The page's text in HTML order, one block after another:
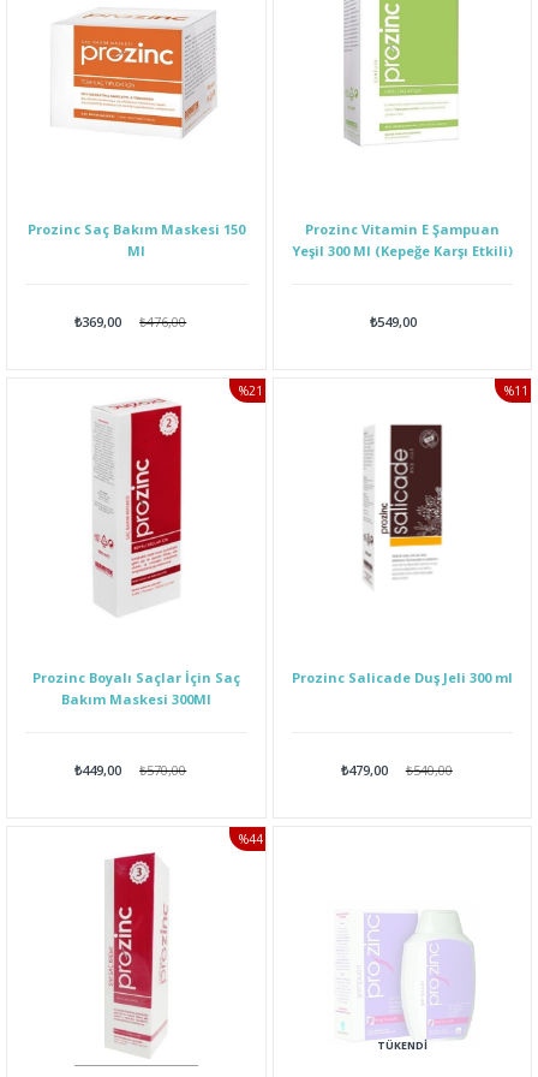
Prozinc Saç Bakım Maskesi 150
Ml
₺369,00 ₺476,00
Prozinc Vitamin E Şampuan
Yeşil 300 Ml (Kepeğe Karşı Etkili)
₺549,00
Prozinc Boyalı Saçlar İçin Saç
Bakım Maskesi 300Ml
₺449,00 ₺570,00
%21
Prozinc Salicade Duş Jeli 300 ml
₺479,00 ₺540,00
%11
%44
TÜKENDI